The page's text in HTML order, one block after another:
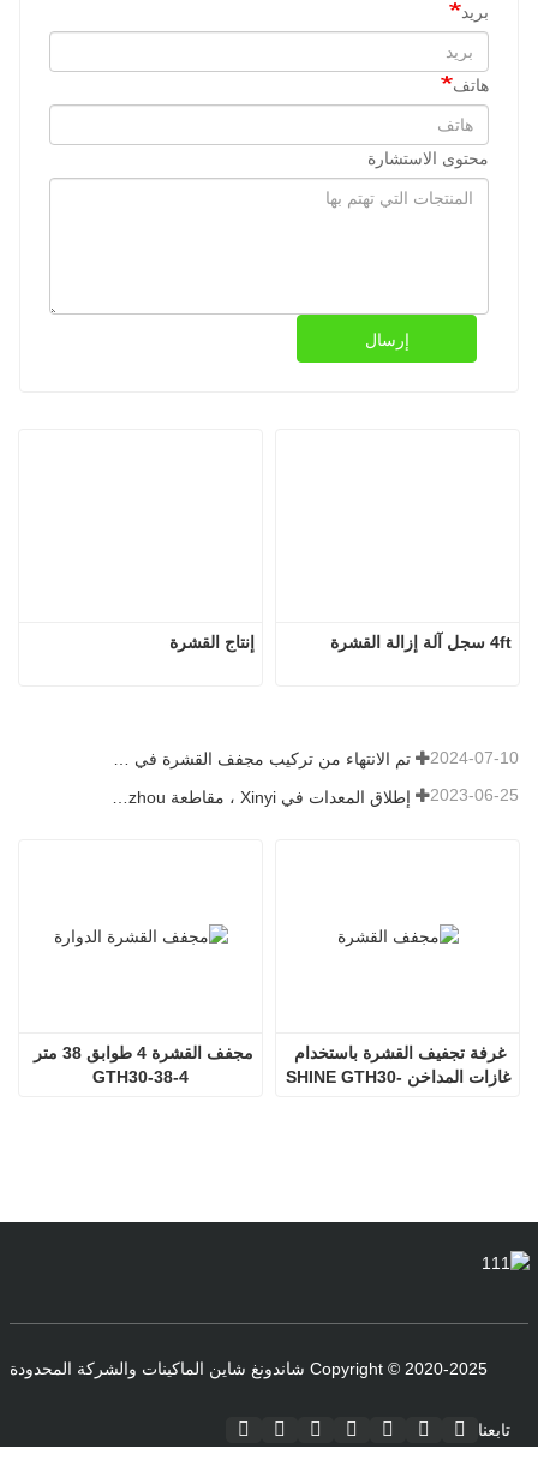
بريد
هاتف
محتوى الاستشارة
إرسال
إنتاج القشرة 4ft سجل آلة إزالة القشرة
تم الانتهاء من تركيب مجفف القشرة في رومانيا. 2024-07-10
2023-06-25
GTH30-38-4
غازات المداخن SHINE GTH30-
Copyright © 2020-2025 شاندونغ شاين الماكينات والشركة المحدودة
تابعنا